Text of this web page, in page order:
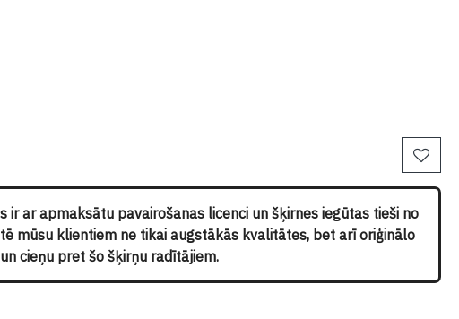
ir ar apmaksātu pavairošanas licenci un šķirnes iegūtas tieši no
mūsu klientiem ne tikai augstākās kvalitātes, bet arī oriģinālo
cieņu pret šo šķirņu radītājiem.